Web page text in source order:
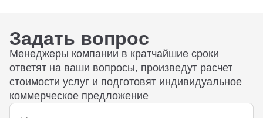
Задать вопрос
Менеджеры компании в кратчайшие сроки
ответят на ваши вопросы, произведут расчет
стоимости услуг и подготовят индивидуальное
коммерческое предложение